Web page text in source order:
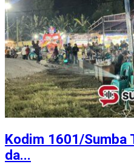
Kodim 1601/Sumba
da...